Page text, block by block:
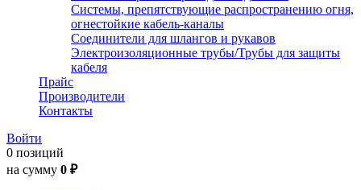
Системы, препятствующие распространению огня,
огнестойкие кабель-каналы
Соединители для шлангов и рукавов
Электроизоляционные трубы/Трубы для защиты
кабеля
Прайс
Производители
Контакты
Войти
0 позиций
на сумму 0 ₽